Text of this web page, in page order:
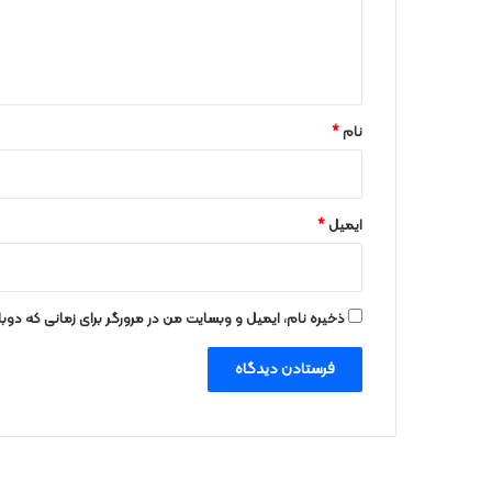
نام*
ایمیل*
ذخیره نام، ایمیل و وبسایت من در مرورگر برای زمانی که